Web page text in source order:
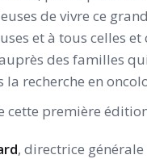
de vivre ce
et à tous celles
des familles
la recherche en
cette première
, directrice générale